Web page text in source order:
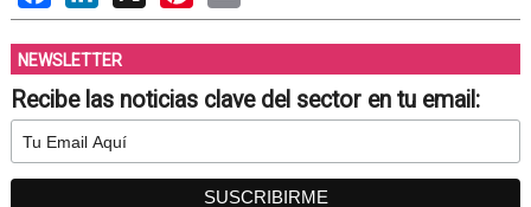
NEWSLETTER
Recibe las noticias clave del sector en tu email: